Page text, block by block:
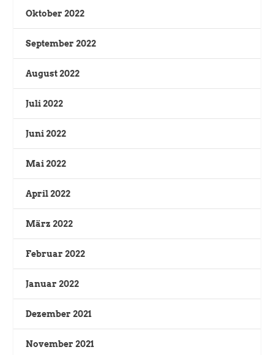
Oktober 2022
September 2022
August 2022
Juli 2022
Juni 2022
Mai 2022
April 2022
März 2022
Februar 2022
Januar 2022
Dezember 2021
November 2021